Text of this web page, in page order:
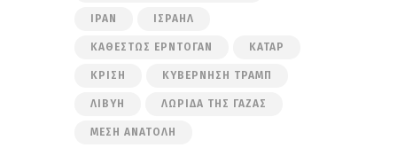
ΙΡΆΝ ΙΣΡΑΉΛ
ΚΑΘΕΣΤΏΣ ΕΡΝΤΟΓΆΝ ΚΑΤΆΡ
ΚΡΊΣΗ ΚΥΒΈΡΝΗΣΗ ΤΡΑΜΠ
ΛΙΒΎΗ ΛΩΡΊΔΑ ΤΗΣ ΓΆΖΑΣ
ΜΈΣΗ ΑΝΑΤΟΛΉ